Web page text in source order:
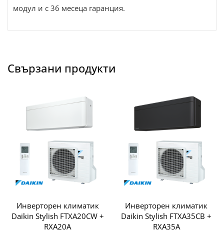
модул и с 36 месеца гаранция.
Свързани продукти
Инверторен климатик
Daikin Stylish FTXA20CW +
RXA20A
Инверторен климатик
Daikin Stylish FTXA35CB +
RXA35A